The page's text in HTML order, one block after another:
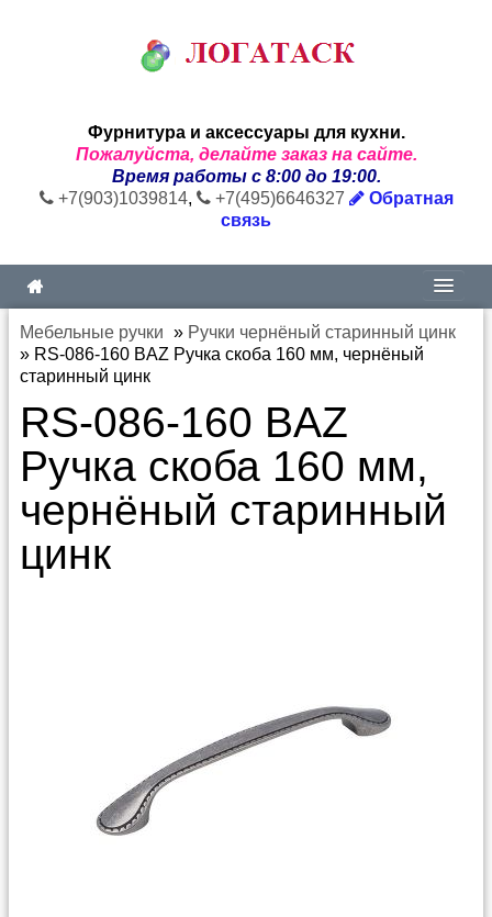
Фурнитура и аксессуары для кухни.
Пожалуйста, делайте заказ на сайте.
Время работы с 8:00 до 19:00.
+7(903)1039814, +7(495)6646327
Обратная
связь
Мебельные ручки » Ручки чернёный старинный цинк
» RS-086-160 BAZ Ручка скоба 160 мм, чернёный
старинный цинк
RS-086-160 BAZ
Ручка скоба 160 мм,
чернёный старинный
цинк